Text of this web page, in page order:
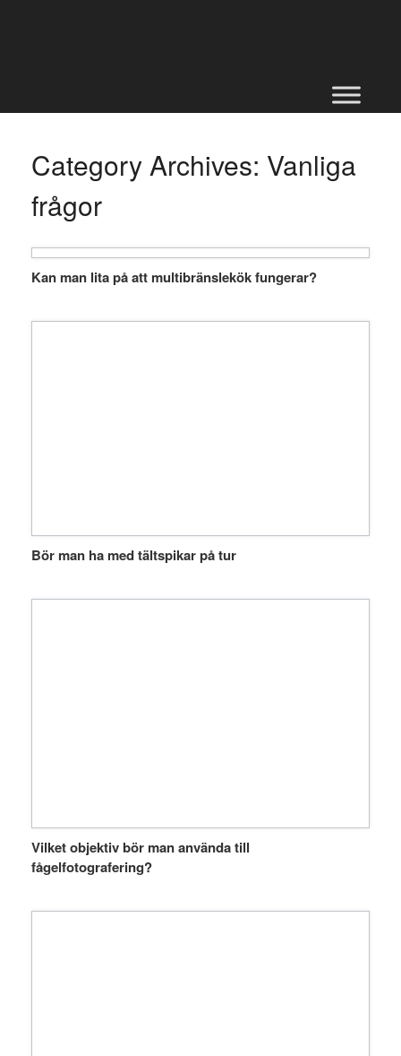
Category Archives: Vanliga
frågor
Kan man lita på att multibränslekök fungerar?
Bör man ha med tältspikar på tur
Vilket objektiv bör man använda till
fågelfotografering?